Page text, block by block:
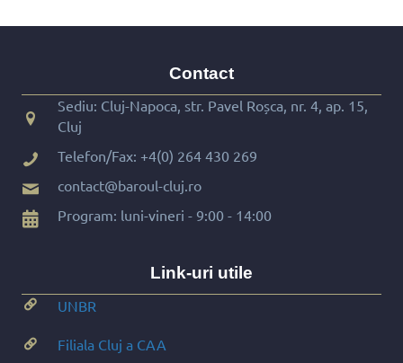
Contact
Sediu: Cluj-Napoca, str. Pavel Roșca, nr. 4, ap. 15,
Cluj
Telefon/Fax: +4(0) 264 430 269
contact@baroul-cluj.ro
Program: luni-vineri - 9:00 - 14:00
Link-uri utile
UNBR
Filiala Cluj a CAA